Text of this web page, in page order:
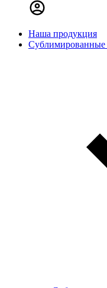
Наша продукция
Сублимированные